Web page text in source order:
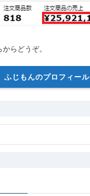
らどうぞ。
ふじもんのプロフィール